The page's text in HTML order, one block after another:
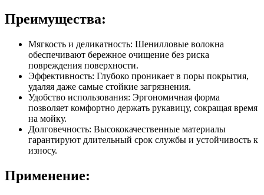
Преимущества:
Мягкость и деликатность: Шенилловые волокна
обеспечивают бережное очищение без риска
повреждения поверхности.
Эффективность: Глубоко проникает в поры покрытия,
удаляя даже самые стойкие загрязнения.
Удобство использования: Эргономичная форма
позволяет комфортно держать рукавицу, сокращая время
на мойку.
Долговечность: Высококачественные материалы
гарантируют длительный срок службы и устойчивость к
износу.
Применение: